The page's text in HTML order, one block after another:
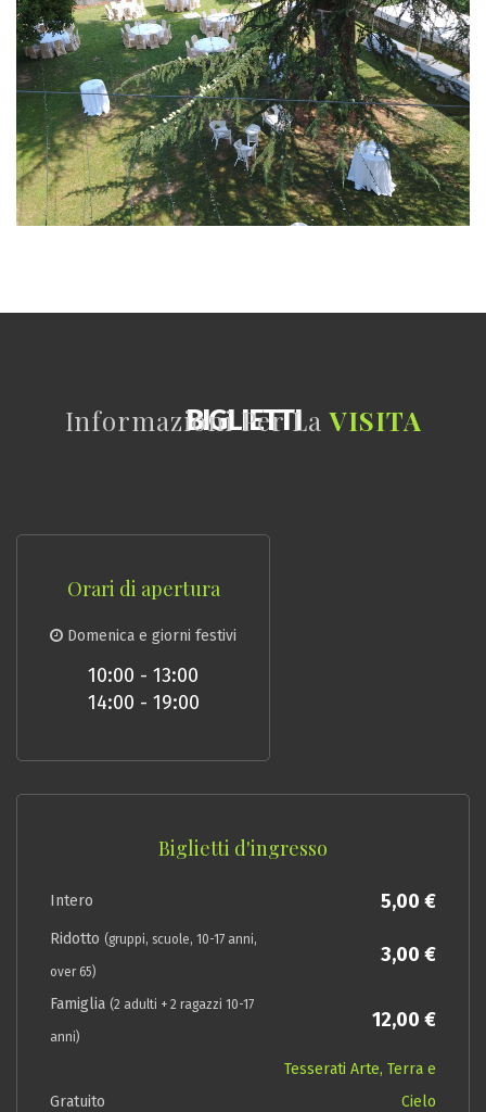
BIGLIETTI
Informazioni Per LaVISITA
Orari di apertura
Domenica e giorni festivi
10:00 - 13:00
14:00 - 19:00
Biglietti d'ingresso
Intero 5,00 €
Ridotto (gruppi, scuole, 10-17 anni,
over 65)
3,00 €
Famiglia (2 adulti + 2 ragazzi 10-17
anni)
12,00 €
Gratuito
Tesserati Arte, Terra e
Cielo